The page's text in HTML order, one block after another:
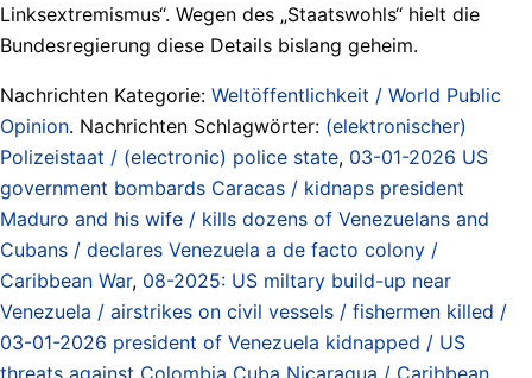
Linksextremismus“. Wegen des „Staatswohls“ hielt die
Bundesregierung diese Details bislang geheim.
Nachrichten Kategorie: Weltöffentlichkeit / World Public
Opinion. Nachrichten Schlagwörter: (elektronischer)
Polizeistaat / (electronic) police state, 03-01-2026 US
government bombards Caracas / kidnaps president
Maduro and his wife / kills dozens of Venezuelans and
Cubans / declares Venezuela a de facto colony /
Caribbean War, 08-2025: US miltary build-up near
Venezuela / airstrikes on civil vessels / fishermen killed /
03-01-2026 president of Venezuela kidnapped / US
threats against Colombia Cuba Nicaragua / Caribbean